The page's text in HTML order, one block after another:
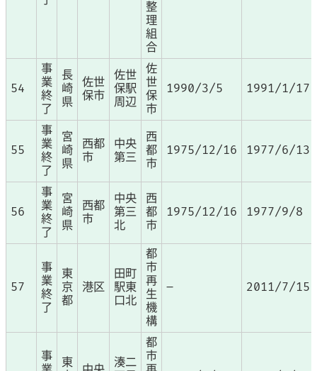
整
理
組
合
54
事
業
終
了
長
崎
県
佐世
保市
佐世
保駅
周辺
佐
世
保
市
1990/3/5 1991/1/17
55
事
業
終
了
宮
崎
県
西都
市
中央
第三
西
都
市
1975/12/16 1977/6/13
56
事
業
終
了
宮
崎
県
西都
市
中央
第三
北
西
都
市
1975/12/16 1977/9/8
57
事
業
終
了
東
京
都
港区
田町
駅東
口北
都
市
再
生
機
構
– 2011/7/15
事
東
湊二
都
市